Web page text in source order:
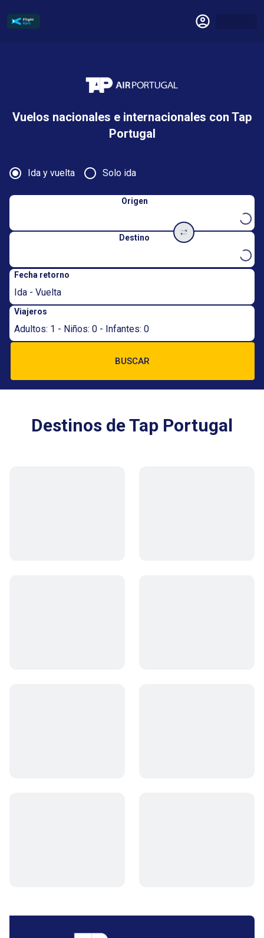
Vuelos nacionales e internacionales con Tap
Portugal
Ida y vuelta Solo ida
Origen
Destino
Fecha retorno
Ida - Vuelta
Viajeros
Adultos: 1 - Niños: 0 - Infantes: 0
BUSCAR
Destinos de Tap Portugal